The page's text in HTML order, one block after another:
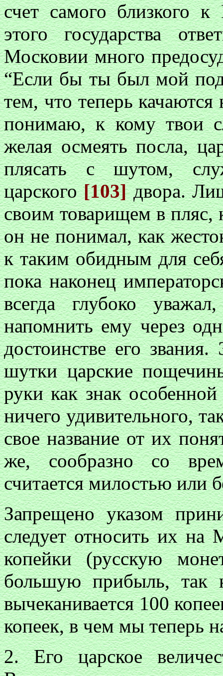
счет самого близкого
этого государства
Московии много
“Если бы ты был мой
тем, что теперь
понимаю, к кому твои
желая осмеять посла,
плясать с шутом,
царского[103]двора.
своим товарищем в пляс,
он не понимал, как
к таким обидным для
пока наконец
всегда глубоко
напомнить ему через
достоинстве его
шутки царские
руки как знак
ничего удивительного,
свое название от их
же, сообразно со
считается милостью или
Запрещено указом
следует относить их на
копейки (русскую
большую прибыль, так
вычеканивается 100
копеек, в чем мы теперь
2. Его царское